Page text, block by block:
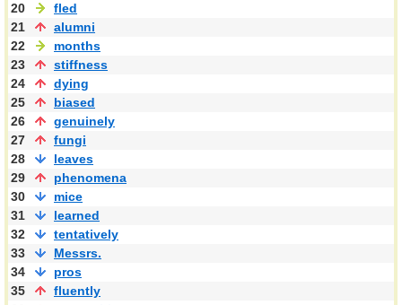
20
fled
21
alumni
22
months
23
stiffness
24
dying
25
biased
26
genuinely
27
fungi
28
leaves
29
phenomena
30
mice
31
learned
32
tentatively
33
Messrs.
34
pros
35
fluently